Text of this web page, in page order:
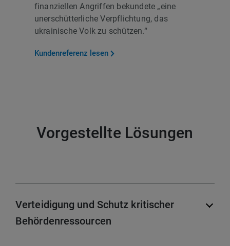
finanziellen Angriffen bekundete „eine
unerschütterliche Verpflichtung, das
ukrainische Volk zu schützen.“
Kundenreferenz lesen
Vorgestellte Lösungen
Verteidigung und Schutz kritischer
Behördenressourcen